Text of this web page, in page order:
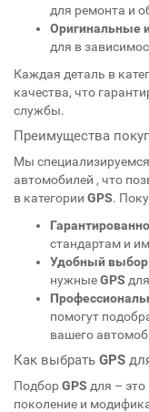
для ремонта и
Оригинальные
для в
Каждая деталь в
качества, что
службы.
Преимущества
Мы
автомобилей , что
в категории GPS.
стандартам и
Удобный выбор
нужныеGPS для
помогут
вашего
Как выбрать GPS
ПодборGPS для –
поколение и